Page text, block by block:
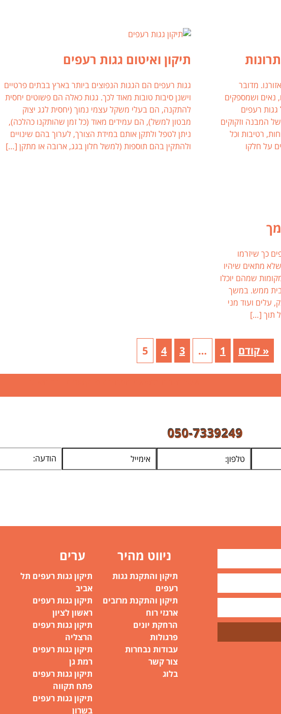
מדובר
נאים ושמספקים
רעפים
המבנה וזקוקים
רטיבות וכל
על חלקו
תיקון ואיטום גגות רעפים
גגות רעפים הם הגגות הנפוצים ביותר בארץ בבתים פרטיים
וישנן סיבות טובות מאוד לכך. גגות כאלה הם פשוטים יחסית
להתקנה, הם בעלי משקל עצמי נמוך (יחסית לגג יצוק
מבטון למשל), הם עמידים מאוד (כל זמן שהותקנו כהלכה),
ניתן לטפל ולתקן אותם במידת הצורך, לערוך בהם שינויים
ולהתקין בהם תוספות (למשל חלון בגג, ארובה או מתקן […]
כך שיזרמו
שלא מתאים שיהיו
שמהם יוכלו
ממש. במשך
עלים ועוד מני
תוך […]
« קודם Page 1
…
Page 3
Page 4
5
050-7339249
ערים
תיקון גגות רעפים תל
אביב
תיקון גגות רעפים
ראשון לציון
תיקון גגות רעפים
הרצליה
תיקון גגות רעפים
רמת גן
תיקון גגות רעפים
פתח תקווה
תיקון גגות רעפים
בשרון
ניווט מהיר
תיקון והתקנת גגות
רעפים
תיקון והתקנת מרזבים
ארגזי רוח
הרחקת יונים
פרגולות
עבודות נבחרות
צור קשר
בלוג